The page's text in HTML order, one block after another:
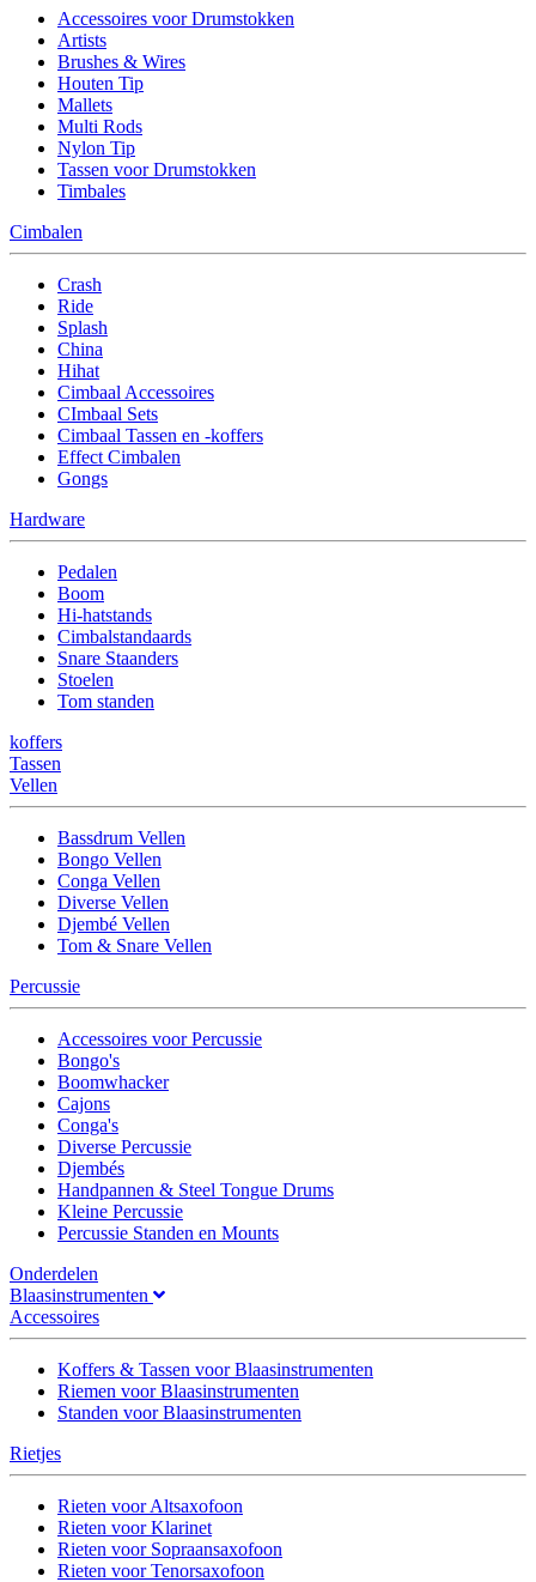
Accessoires voor Drumstokken
Artists
Brushes & Wires
Houten Tip
Mallets
Multi Rods
Nylon Tip
Tassen voor Drumstokken
Timbales
Cimbalen
Crash
Ride
Splash
China
Hihat
Cimbaal Accessoires
CImbaal Sets
Cimbaal Tassen en -koffers
Effect Cimbalen
Gongs
Hardware
Pedalen
Boom
Hi-hatstands
Cimbalstandaards
Snare Staanders
Stoelen
Tom standen
koffers
Tassen
Vellen
Bassdrum Vellen
Bongo Vellen
Conga Vellen
Diverse Vellen
Djembé Vellen
Tom & Snare Vellen
Percussie
Accessoires voor Percussie
Bongo's
Boomwhacker
Cajons
Conga's
Diverse Percussie
Djembés
Handpannen & Steel Tongue Drums
Kleine Percussie
Percussie Standen en Mounts
Onderdelen
Blaasinstrumenten
Accessoires
Koffers & Tassen voor Blaasinstrumenten
Riemen voor Blaasinstrumenten
Standen voor Blaasinstrumenten
Rietjes
Rieten voor Altsaxofoon
Rieten voor Klarinet
Rieten voor Sopraansaxofoon
Rieten voor Tenorsaxofoon